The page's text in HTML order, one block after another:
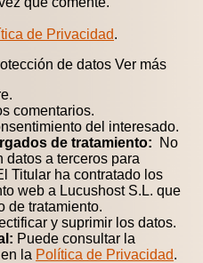
de Privacidad.
de datos Ver más
comentarios.
del interesado.
de tratamiento: No
datos a terceros para
Titular ha contratado los
web a Lucushost S.L. que
de tratamiento.
y suprimir los datos.
Puede consultar la
la Política de Privacidad.